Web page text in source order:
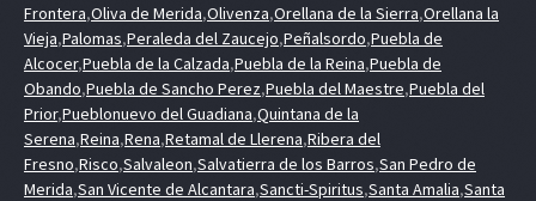
Frontera,Oliva de Merida,Olivenza,Orellana de la Sierra,Orellana la
Vieja,Palomas,Peraleda del Zaucejo,Peñalsordo,Puebla de
Alcocer,Puebla de la Calzada,Puebla de la Reina,Puebla de
Obando,Puebla de Sancho Perez,Puebla del Maestre,Puebla del
Prior,Pueblonuevo del Guadiana,Quintana de la
Serena,Reina,Rena,Retamal de Llerena,Ribera del
Fresno,Risco,Salvaleon,Salvatierra de los Barros,San Pedro de
Merida,San Vicente de Alcantara,Sancti-Spiritus,Santa Amalia,Santa